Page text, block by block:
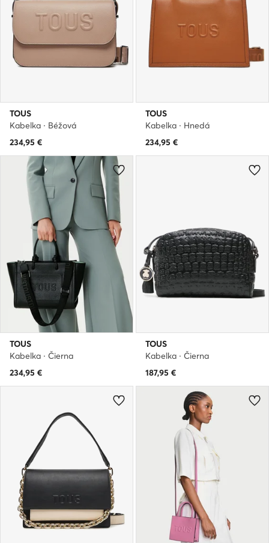
TOUS
Kabelka · Béžová
234,95 €
TOUS
Kabelka · Hnedá
234,95 €
TOUS
Kabelka · Čierna
234,95 €
TOUS
Kabelka · Čierna
187,95 €